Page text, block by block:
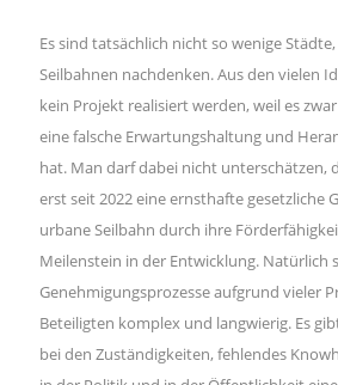
Es sind tatsächlich nicht so wenige
Seilbahnen nachdenken. Aus den vielen
kein Projekt realisiert werden, weil es
eine falsche Erwartungshaltung und
hat. Man darf dabei nicht unterschätzen,
erst seit 2022 eine ernsthafte gesetzliche
urbane Seilbahn durch ihre
Meilenstein in der Entwicklung. Natürlich
Genehmigungsprozesse aufgrund vieler
Beteiligten komplex und langwierig. Es
bei den Zuständigkeiten, fehlendes